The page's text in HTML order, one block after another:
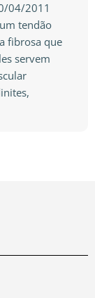
04/2011
tendão
fibrosa que
servem